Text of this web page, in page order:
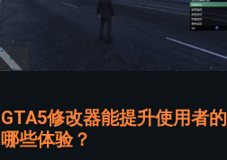
GTA5修改器能提升使用者的
哪些体验？